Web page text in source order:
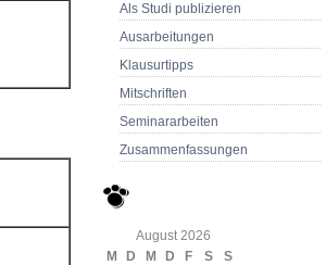
Als Studi publizieren
Ausarbeitungen
Klausurtipps
Mitschriften
Seminararbeiten
Zusammenfassungen
August 2026
M
D M D F S S